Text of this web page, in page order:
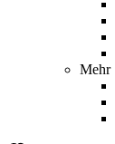
Mehr